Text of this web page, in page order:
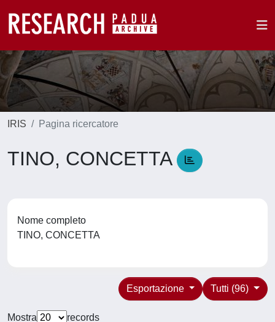
IRIS Pagina ricercatore
TINO, CONCETTA
Nome completo
TINO, CONCETTA
Tutti (96)
Esportazione
Mostra
records